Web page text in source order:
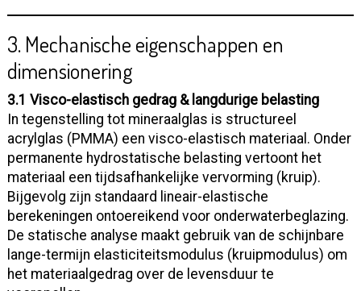
3. Mechanische eigenschappen en
dimensionering
3.1 Visco-elastisch gedrag & langdurige belasting
In tegenstelling tot mineraalglas is structureel
acrylglas (PMMA) een visco-elastisch materiaal. Onder
permanente hydrostatische belasting vertoont het
materiaal een tijdsafhankelijke vervorming (kruip).
Bijgevolg zijn standaard lineair-elastische
berekeningen ontoereikend voor onderwaterbeglazing.
De statische analyse maakt gebruik van de schijnbare
lange-termijn elasticiteitsmodulus (kruipmodulus) om
het materiaalgedrag over de levensduur te